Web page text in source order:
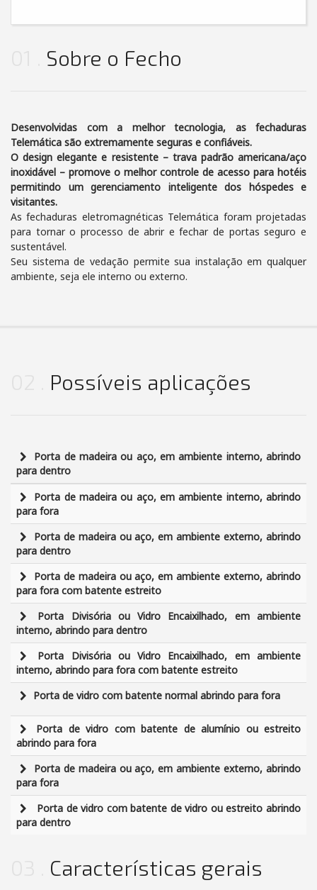
Sobre o Fecho
Desenvolvidas com a melhor tecnologia, as fechaduras
Telemática são extremamente seguras e confiáveis.
O design elegante e resistente – trava padrão americana/aço
inoxidável – promove o melhor controle de acesso para hotéis
permitindo um gerenciamento inteligente dos hóspedes e
visitantes.
As fechaduras eletromagnéticas Telemática foram projetadas
para tornar o processo de abrir e fechar de portas seguro e
sustentável.
Seu sistema de vedação permite sua instalação em qualquer
ambiente, seja ele interno ou externo.
Possíveis aplicações
Porta de madeira ou aço, em ambiente interno, abrindo
para dentro
Porta de madeira ou aço, em ambiente interno, abrindo
para fora
Porta de madeira ou aço, em ambiente externo, abrindo
para dentro
Porta de madeira ou aço, em ambiente externo, abrindo
para fora com batente estreito
Porta Divisória ou Vidro Encaixilhado, em ambiente
interno, abrindo para dentro
Porta Divisória ou Vidro Encaixilhado, em ambiente
interno, abrindo para fora com batente estreito
Porta de vidro com batente normal abrindo para fora
Porta de vidro com batente de alumínio ou estreito
abrindo para fora
Porta de madeira ou aço, em ambiente externo, abrindo
para fora
Porta de vidro com batente de vidro ou estreito abrindo
para dentro
Características gerais